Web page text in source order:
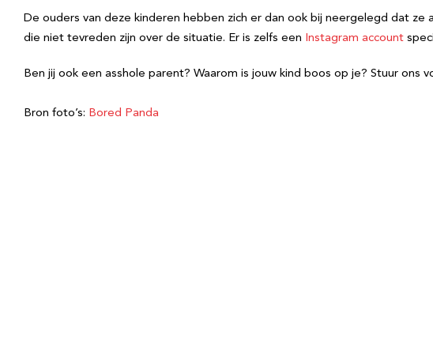
De ouders van deze kinderen hebben zich er dan ook bij neergelegd dat
die niet tevreden zijn over de situatie. Er is zelfs een Instagram account
Ben jij ook een asshole parent? Waarom is jouw kind boos op je? Stuur ons
Bron foto’s: Bored Panda